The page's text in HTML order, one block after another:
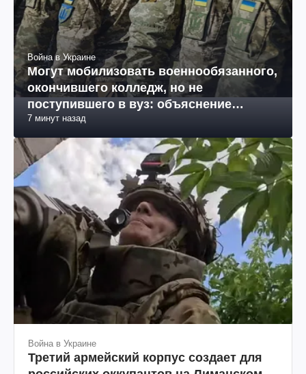
Война в Украине
Могут мобилизовать военнообязанного,
окончившего колледж, но не
поступившего в вуз: объяснение
юриста
7 минут назад
Война в Украине
Третий армейский корпус создает для